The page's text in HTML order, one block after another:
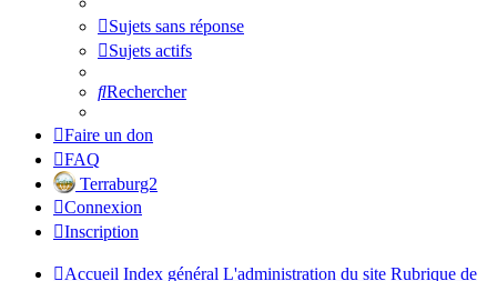
Sujets sans réponse
Sujets actifs
Rechercher
Faire un don
FAQ
Terraburg2
Connexion
Inscription
Accueil Index général L'administration du site Rubrique de